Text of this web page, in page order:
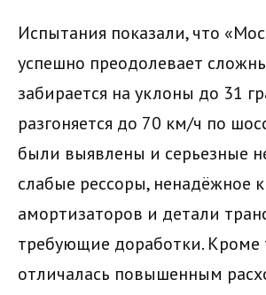
Испытания показали, что
успешно преодолевает
забирается на уклоны до 31
разгоняется до 70 км/ч по
были выявлены и серьезные
слабые рессоры, ненадёжное
амортизаторов и детали
требующие доработки. Кроме
отличалась повышенным